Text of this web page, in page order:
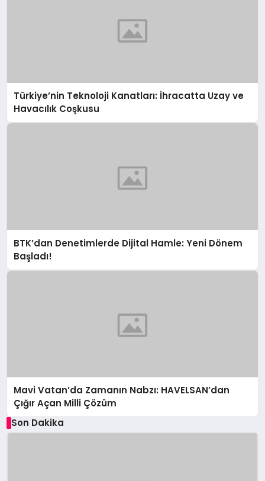
Türkiye’nin Teknoloji Kanatları: İhracatta Uzay ve
Havacılık Coşkusu
BTK’dan Denetimlerde Dijital Hamle: Yeni Dönem
Başladı!
Mavi Vatan’da Zamanın Nabzı: HAVELSAN’dan
Çığır Açan Milli Çözüm
Son Dakika